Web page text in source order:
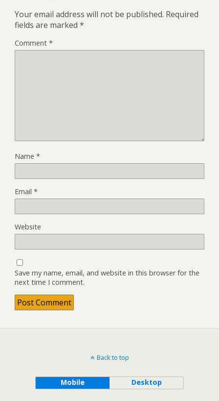
Your email address will not be published. Required
fields are marked *
Comment *
Name *
Email *
Website
Save my name, email, and website in this browser for the
next time I comment.
Back to top
Mobile Desktop